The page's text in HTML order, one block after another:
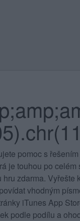
pomoc s
je touhou po
zdarma.
vhodným
iTunes App
podle podílu a